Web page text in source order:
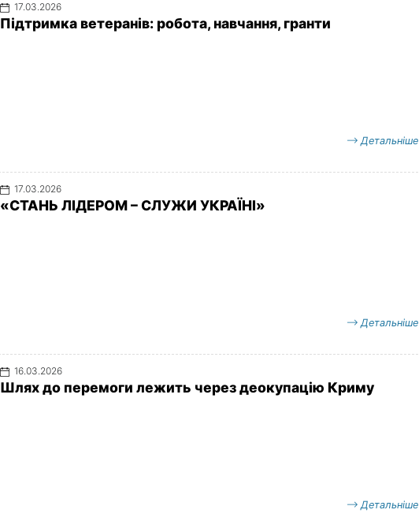
17.03.2026
Підтримка ветеранів: робота, навчання, гранти
Детальніше
17.03.2026
«СТАНЬ ЛІДЕРОМ – СЛУЖИ УКРАЇНІ»
Детальніше
16.03.2026
Шлях до перемоги лежить через деокупацію Криму
Детальніше